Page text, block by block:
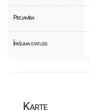
Pieejamība
Īpašuma statuss
Karte